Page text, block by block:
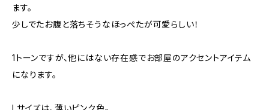
ます。
少しでたお腹と落ちそうなほっぺたが可愛らしい！
1トーンですが、他にはない存在感でお部屋のアクセントアイテム
になります。
Lサイズは、薄いピンク色。